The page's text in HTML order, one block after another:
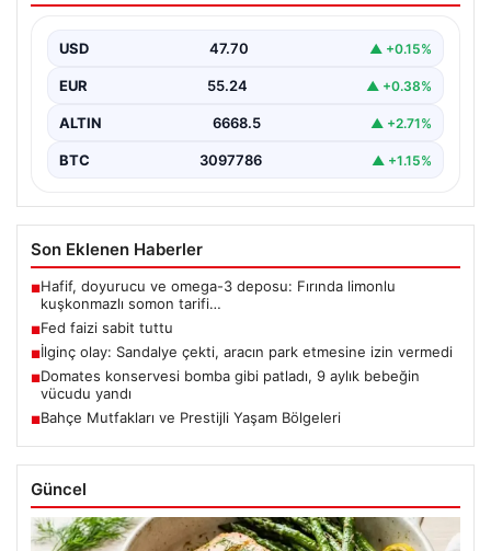
USD 47.70 ▲ +0.15%
EUR 55.24 ▲ +0.38%
ALTIN 6668.5 ▲ +2.71%
BTC 3097786 ▲ +1.15%
Son Eklenen Haberler
■Hafif, doyurucu ve omega-3 deposu: Fırında limonlu
kuşkonmazlı somon tarifi…
■Fed faizi sabit tuttu
■İlginç olay: Sandalye çekti, aracın park etmesine izin vermedi
■Domates konservesi bomba gibi patladı, 9 aylık bebeğin
vücudu yandı
■Bahçe Mutfakları ve Prestijli Yaşam Bölgeleri
Güncel